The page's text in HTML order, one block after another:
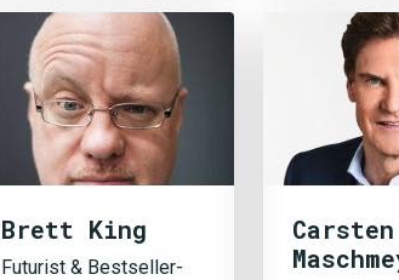
Brett King
Futurist & Bestseller-
Carsten